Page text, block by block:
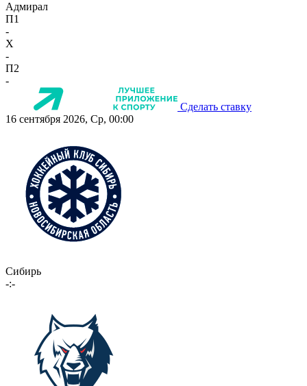
Адмирал
П1
-
X
-
П2
-
Сделать ставку
16 сентября 2026, Ср, 00:00
Сибирь
-:-